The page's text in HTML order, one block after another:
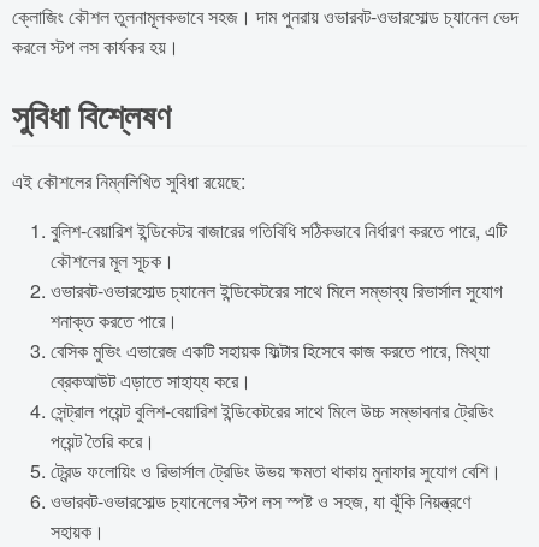
ক্লোজিং কৌশল তুলনামূলকভাবে সহজ। দাম পুনরায় ওভারবট-ওভারসোল্ড চ্যানেল ভেদ
করলে স্টপ লস কার্যকর হয়।
সুবিধা বিশ্লেষণ
এই কৌশলের নিম্নলিখিত সুবিধা রয়েছে:
বুলিশ-বেয়ারিশ ইন্ডিকেটর বাজারের গতিবিধি সঠিকভাবে নির্ধারণ করতে পারে, এটি
কৌশলের মূল সূচক।
ওভারবট-ওভারসোল্ড চ্যানেল ইন্ডিকেটরের সাথে মিলে সম্ভাব্য রিভার্সাল সুযোগ
শনাক্ত করতে পারে।
বেসিক মুভিং এভারেজ একটি সহায়ক ফিল্টার হিসেবে কাজ করতে পারে, মিথ্যা
ব্রেকআউট এড়াতে সাহায্য করে।
সেন্ট্রাল পয়েন্ট বুলিশ-বেয়ারিশ ইন্ডিকেটরের সাথে মিলে উচ্চ সম্ভাবনার ট্রেডিং
পয়েন্ট তৈরি করে।
ট্রেন্ড ফলোয়িং ও রিভার্সাল ট্রেডিং উভয় ক্ষমতা থাকায় মুনাফার সুযোগ বেশি।
ওভারবট-ওভারসোল্ড চ্যানেলের স্টপ লস স্পষ্ট ও সহজ, যা ঝুঁকি নিয়ন্ত্রণে
সহায়ক।